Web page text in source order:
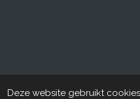
Deze website gebruikt© 2021 - 2023